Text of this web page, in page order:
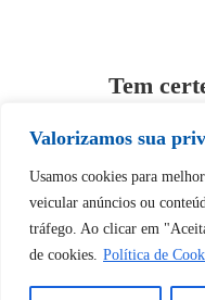
Valorizamos sua
Usamos cookies para
veicular anúncios ou
tráfego. Ao clicar em
de cookies. Política de
Tem